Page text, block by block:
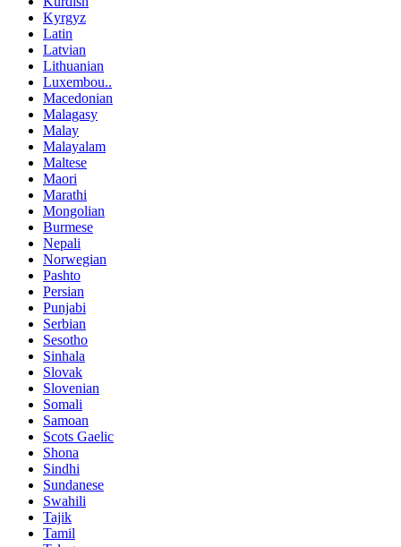
Kyrgyz
Latin
Latvian
Lithuanian
Luxembou..
Macedonian
Malagasy
Malay
Malayalam
Maltese
Maori
Marathi
Mongolian
Burmese
Nepali
Norwegian
Pashto
Persian
Punjabi
Serbian
Sesotho
Sinhala
Slovak
Slovenian
Somali
Samoan
Scots Gaelic
Shona
Sindhi
Sundanese
Swahili
Tajik
Tamil